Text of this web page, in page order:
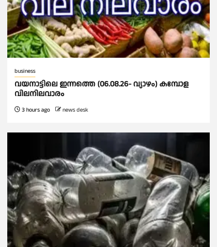
business
വയനാട്ടിലെ ഇന്നത്തെ (06.08.26- വ്യാഴം) കമ്പോള
വിലനിലവാരം
3 hours ago news desk